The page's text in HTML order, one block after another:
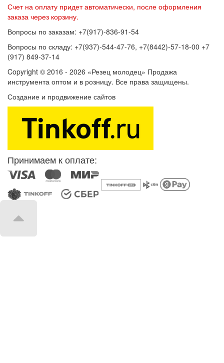
Счет на оплату придет автоматически, после оформления
заказа через корзину.
Вопросы по заказам: +7(917)-836-91-54
Вопросы по складу: +7(937)-544-47-76, +7(8442)-57-18-00 +7
(917) 849-37-14
Copyright © 2016 - 2026 «Резец молодец» Продажа
инструмента оптом и в розницу. Все права защищены.
Создание и продвижение сайтов
Принимаем к оплате: